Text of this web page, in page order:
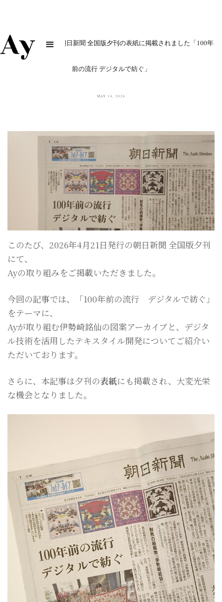
【メディア掲載】朝日新聞 全国版夕刊の表紙に掲載されました「100年
前の流行 デジタルで紡ぐ」
MAY 14, 2026
このたび、2026年4月21日発行の朝日新聞 全国版夕刊
にて、
Ayの取り組みをご掲載いただきました。
今回の記事では、「100年前の流行 デジタルで紡ぐ」
をテーマに、
Ayが取り組む伊勢崎銘仙の図案アーカイブと、デジタ
ル技術を活用したテキスタイル開発についてご紹介い
ただいております。
さらに、本記事は夕刊の表紙にも掲載され、大変光栄
な機会となりました。